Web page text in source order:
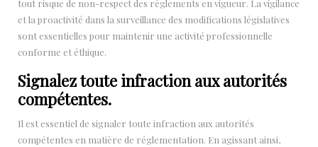
tout risque de non-respect des règlements en vigueur. La vigilance
et la proactivité dans la surveillance des modifications législatives
sont essentielles pour maintenir une activité professionnelle
conforme et éthique.
Signalez toute infraction aux autorités
compétentes.
Il est essentiel de signaler toute infraction aux autorités
compétentes en matière de réglementation. En agissant ainsi,